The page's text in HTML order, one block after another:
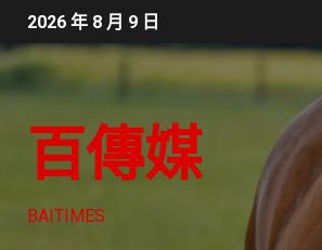
2026 年 8 月 9 日
百傳媒
BAITIMES